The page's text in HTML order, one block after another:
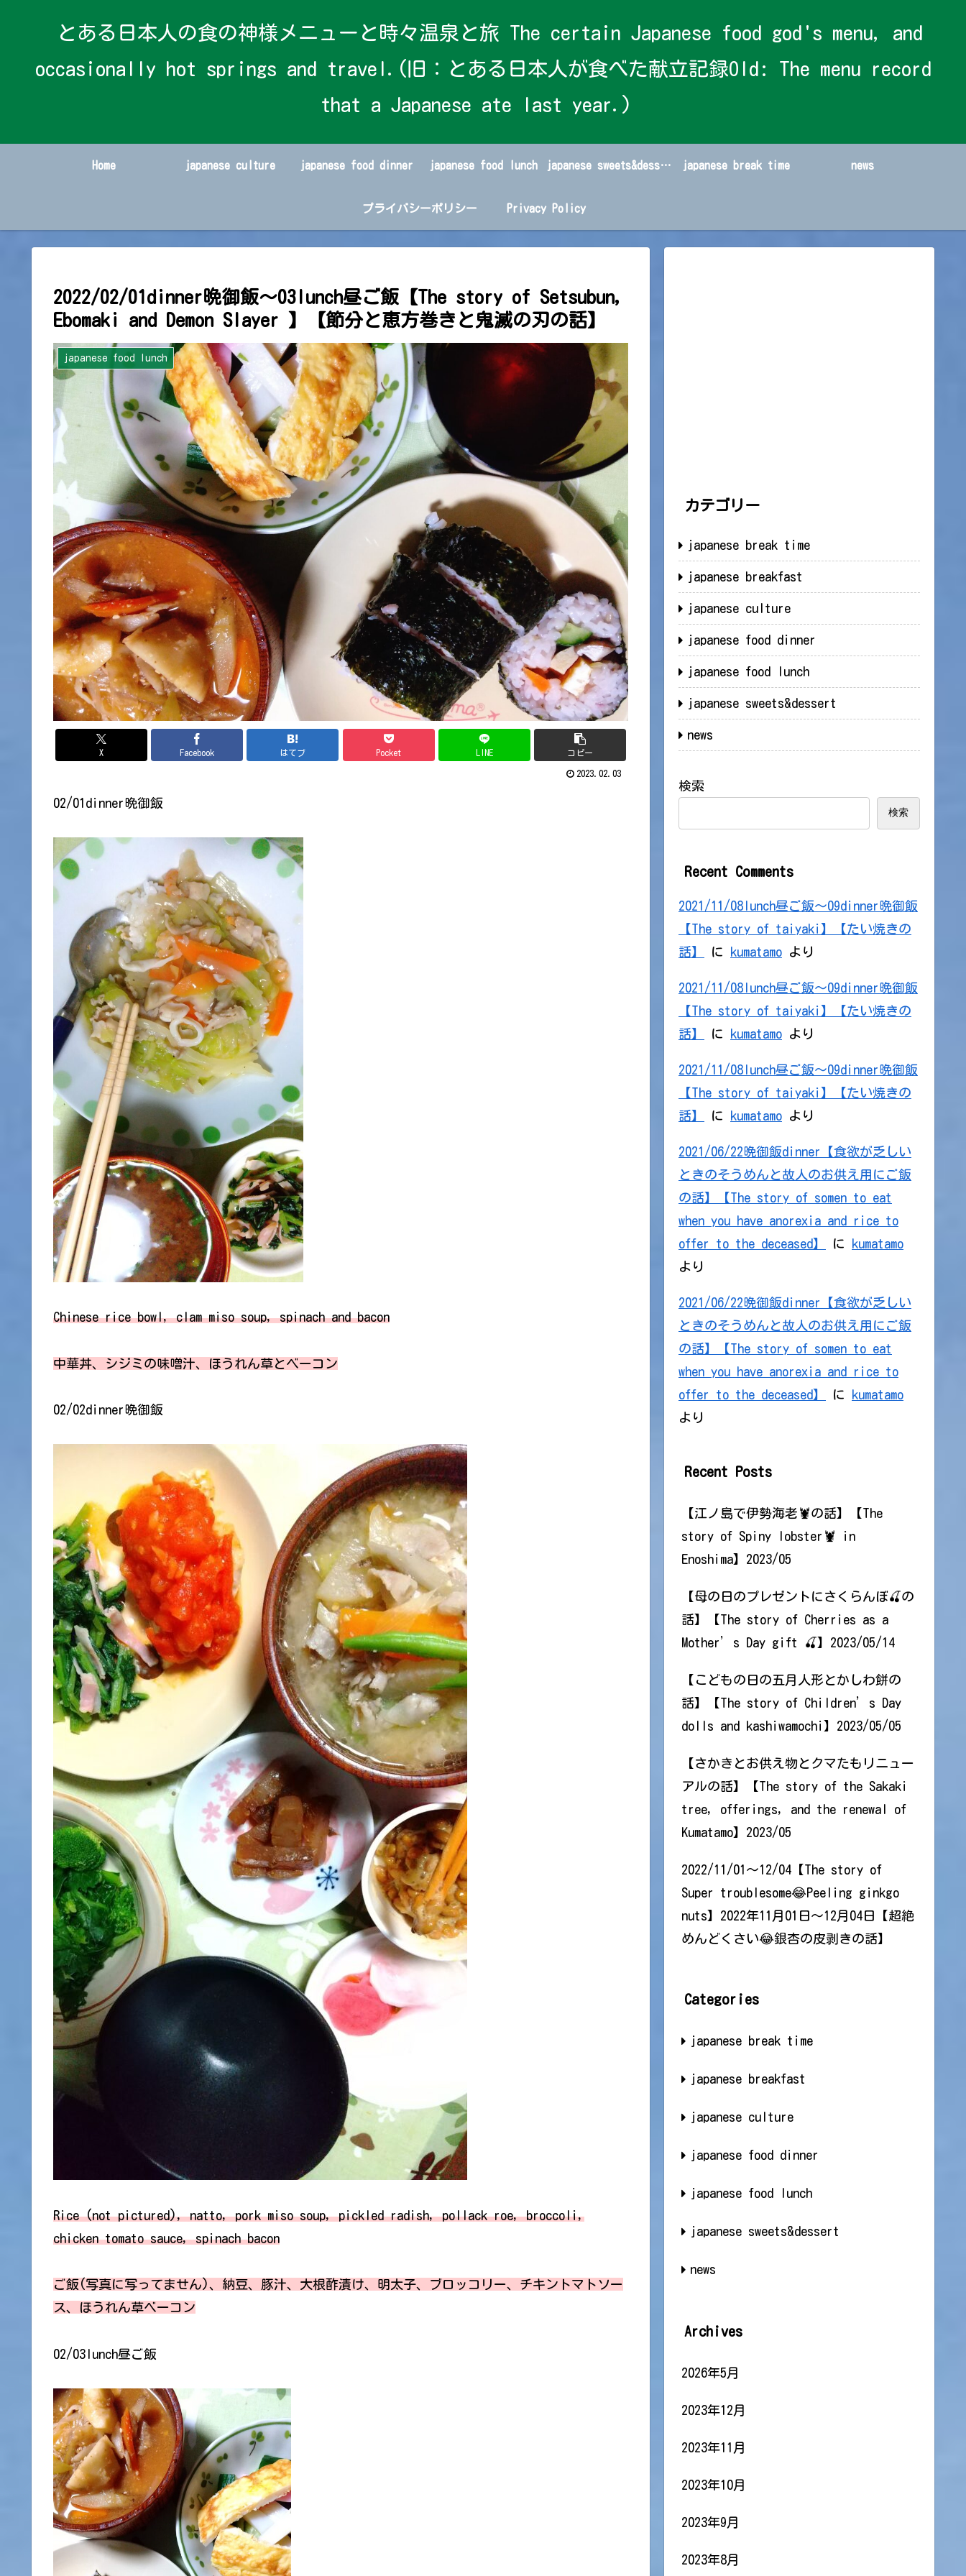
とある日本人の食の神様メニューと時々温泉と旅 The certain Japanese food god's menu, and
occasionally hot springs and travel.(旧：とある日本人が食べた献立記録Old: The menu record
that a Japanese ate last year.)
Home japanese culture japanese food dinner japanese food lunch japanese sweets&dessert japanese break time news
プライバシーポリシー Privacy Policy
2022/02/01dinner晩御飯～03lunch昼ご飯【The story of Setsubun,
Ebomaki and Demon Slayer 】【節分と恵方巻きと鬼滅の刃の話】
japanese food lunch
X Facebook はてブ Pocket LINE コピー
2023.02.03
02/01dinner晩御飯
Chinese rice bowl, clam miso soup, spinach and bacon
中華丼、シジミの味噌汁、ほうれん草とベーコン
02/02dinner晩御飯
Rice (not pictured), natto, pork miso soup, pickled radish, pollack roe, broccoli,
chicken tomato sauce, spinach bacon
ご飯(写真に写ってません)、納豆、豚汁、大根酢漬け、明太子、ブロッコリー、チキントマトソー
ス、ほうれん草ベーコン
02/03lunch昼ご飯
カテゴリー
japanese break time
japanese breakfast
japanese culture
japanese food dinner
japanese food lunch
japanese sweets&dessert
news
検索
検索
Recent Comments
2021/11/08lunch昼ご飯～09dinner晩御飯
【The story of taiyaki】【たい焼きの
話】
に kumatamo より
2021/11/08lunch昼ご飯～09dinner晩御飯
【The story of taiyaki】【たい焼きの
話】
に kumatamo より
2021/11/08lunch昼ご飯～09dinner晩御飯
【The story of taiyaki】【たい焼きの
話】
に kumatamo より
2021/06/22晩御飯dinner【食欲が乏しい
ときのそうめんと故人のお供え用にご飯
の話】【The story of somen to eat
when you have anorexia and rice to
offer to the deceased】
に
kumatamo
より
2021/06/22晩御飯dinner【食欲が乏しい
ときのそうめんと故人のお供え用にご飯
の話】【The story of somen to eat
when you have anorexia and rice to
offer to the deceased】
に
kumatamo
より
Recent Posts
【江ノ島で伊勢海老🦞の話】【The
story of Spiny lobster🦞 in
Enoshima】2023/05
【母の日のプレゼントにさくらんぼ🍒の
話】【The story of Cherries as a
Mother’s Day gift 🍒】2023/05/14
【こどもの日の五月人形とかしわ餅の
話】【The story of Children’s Day
dolls and kashiwamochi】2023/05/05
【さかきとお供え物とクマたもリニュー
アルの話】【The story of the Sakaki
tree, offerings, and the renewal of
Kumatamo】2023/05
2022/11/01～12/04【The story of
Super troublesome😂Peeling ginkgo
nuts】2022年11月01日～12月04日【超絶
めんどくさい😂銀杏の皮剥きの話】
Categories
japanese break time
japanese breakfast
japanese culture
japanese food dinner
japanese food lunch
japanese sweets&dessert
news
Archives
2026年5月
2023年12月
2023年11月
2023年10月
2023年9月
2023年8月